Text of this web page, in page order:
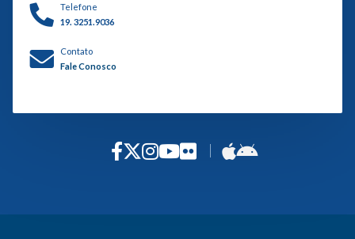
Telefone
19. 3251.9036
Contato
Fale Conosco